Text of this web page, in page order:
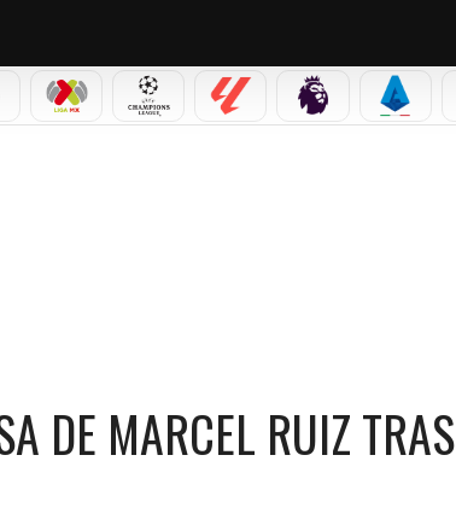
MEXICANA
LIGA MX CHAMPIONS LEAGUE
LALIGA PREMIER LEAGUE
SERIE A
DE MARCEL RUIZ TRAS